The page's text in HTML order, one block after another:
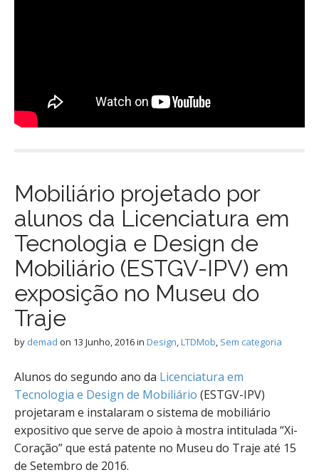
Mobiliário projetado por
alunos da Licenciatura em
Tecnologia e Design de
Mobiliário (ESTGV-IPV) em
exposição no Museu do
Traje
by demad on 13 Junho, 2016in Design,LTDMob, Sem categoria
Alunos do segundo ano da Licenciatura em
Tecnologia e Design de Mobiliário (ESTGV-IPV)
projetaram e instalaram o sistema de mobiliário
expositivo que serve de apoio à mostra intitulada “Xi-
Coração” que está patente no Museu do Traje até 15
de Setembro de 2016.